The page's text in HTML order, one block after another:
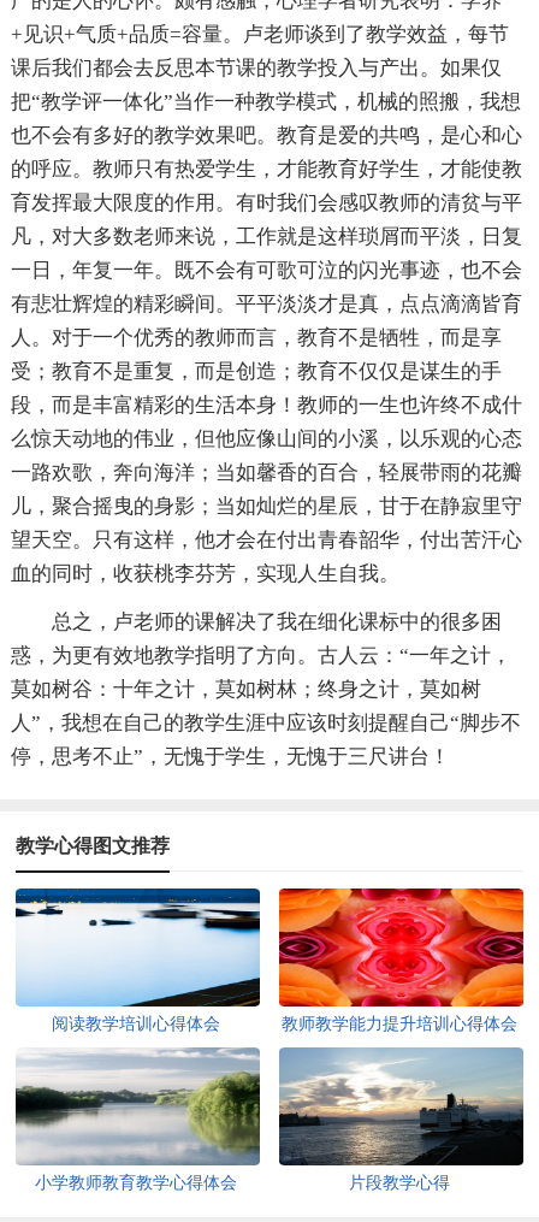
+见识+气质+品质=容量。卢老师谈到了教学效益，每节
课后我们都会去反思本节课的教学投入与产出。如果仅
把“教学评一体化”当作一种教学模式，机械的照搬，我想
也不会有多好的教学效果吧。教育是爱的共鸣，是心和心
的呼应。教师只有热爱学生，才能教育好学生，才能使教
育发挥最大限度的作用。有时我们会感叹教师的清贫与平
凡，对大多数老师来说，工作就是这样琐屑而平淡，日复
一日，年复一年。既不会有可歌可泣的闪光事迹，也不会
有悲壮辉煌的精彩瞬间。平平淡淡才是真，点点滴滴皆育
人。对于一个优秀的教师而言，教育不是牺牲，而是享
受；教育不是重复，而是创造；教育不仅仅是谋生的手
段，而是丰富精彩的生活本身！教师的一生也许终不成什
么惊天动地的伟业，但他应像山间的小溪，以乐观的心态
一路欢歌，奔向海洋；当如馨香的百合，轻展带雨的花瓣
儿，聚合摇曳的身影；当如灿烂的星辰，甘于在静寂里守
望天空。只有这样，他才会在付出青春韶华，付出苦汗心
血的同时，收获桃李芬芳，实现人生自我。
总之，卢老师的课解决了我在细化课标中的很多困
惑，为更有效地教学指明了方向。古人云：“一年之计，
莫如树谷：十年之计，莫如树林；终身之计，莫如树
人”，我想在自己的教学生涯中应该时刻提醒自己“脚步不
停，思考不止”，无愧于学生，无愧于三尺讲台！
教学心得图文推荐
阅读教学培训心得体会 教师教学能力提升培训心得体会
小学教师教育教学心得体会 片段教学心得